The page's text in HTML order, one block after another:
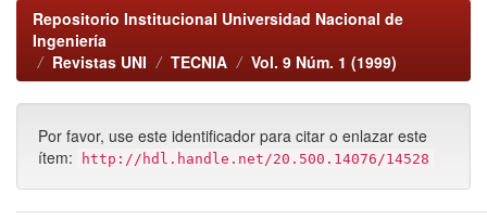
Repositorio Institucional Universidad Nacional de
Ingeniería
Revistas UNI
TECNIA Vol. 9 Núm. 1 (1999)
Por favor, use este identificador para citar o enlazar este
ítem:
http://hdl.handle.net/20.500.14076/14528